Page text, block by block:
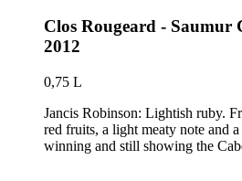
Clos Rougeard - Saumur
2012
0,75 L
Jancis Robinson: Lightish ruby.
red fruits, a light meaty note and
winning and still showing the